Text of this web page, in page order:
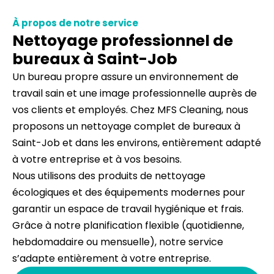
À propos de notre service
Nettoyage professionnel de
bureaux à Saint-Job
Un bureau propre assure un environnement de
travail sain et une image professionnelle auprès de
vos clients et employés. Chez MFS Cleaning, nous
proposons un nettoyage complet de bureaux à
Saint-Job et dans les environs, entièrement adapté
à votre entreprise et à vos besoins.
Nous utilisons des produits de nettoyage
écologiques et des équipements modernes pour
garantir un espace de travail hygiénique et frais.
Grâce à notre planification flexible (quotidienne,
hebdomadaire ou mensuelle), notre service
s’adapte entièrement à votre entreprise.